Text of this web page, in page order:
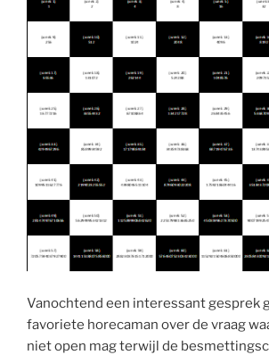
Vanochtend een interessant gesprek
favoriete horecaman over de vraag
niet open mag terwijl de